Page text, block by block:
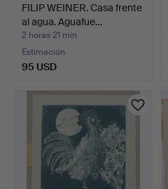
FILIP WEINER. Casa frente
al agua. Aguafue…
2 horas 21 min
Estimación
95 USD